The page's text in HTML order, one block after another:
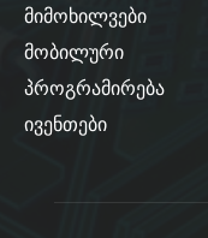
მიმოხილვები
მობილური
პროგრამირება
ივენთები